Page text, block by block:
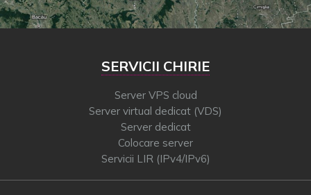
SERVICII CHIRIE
Server VPS cloud
Server virtual dedicat (VDS)
Server dedicat
Colocare server
Servicii LIR (IPv4/IPv6)